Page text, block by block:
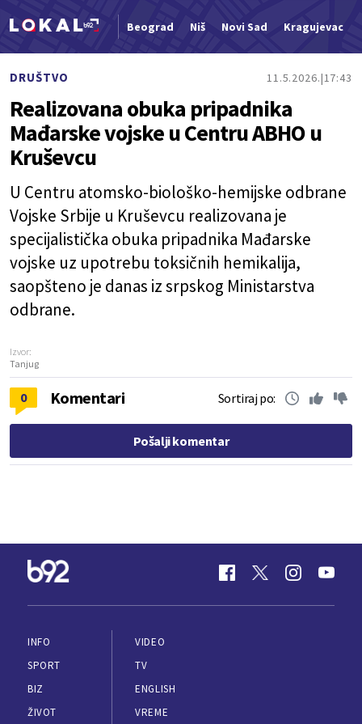
Beograd Niš Novi Sad Kragujevac
DRUŠTVO 11.5.2026. 17:43
Realizovana obuka pripadnika
Mađarske vojske u Centru ABHO u
Kruševcu
U Centru atomsko-biološko-hemijske odbrane
Vojske Srbije u Kruševcu realizovana je
specijalistička obuka pripadnika Mađarske
vojske uz upotrebu toksičnih hemikalija,
saopšteno je danas iz srpskog Ministarstva
odbrane.
Izvor:
Tanjug
0 Komentari Sortiraj po:
Pošalji komentar
INFO
SPORT
BIZ
ŽIVOT
VIDEO
TV
ENGLISH
VREME